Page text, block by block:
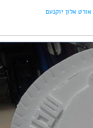
אורט אלון יוקנעם